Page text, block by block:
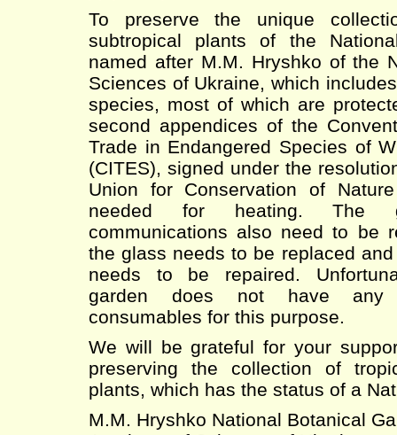
To preserve the unique
subtropical plants of the
named after M.M. Hryshko of the
Sciences of Ukraine, which
species, most of which are
second appendices of the
Trade in Endangered Species of
(CITES), signed under the
Union for Conservation of
needed for heating. The
communications also need to be
the glass needs to be replaced
needs to be repaired.
garden does not have any
consumables for this purpose.
We will be grateful for your
preserving the collection of
plants, which has the status of a
M.M. Hryshko National Botanical